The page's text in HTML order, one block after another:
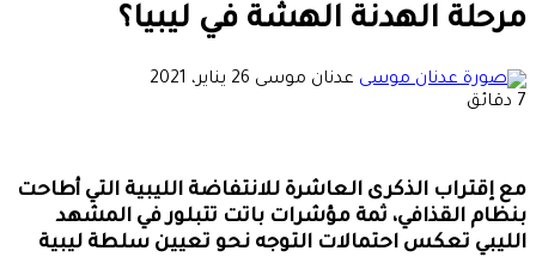
مرحلة الهدنة الهشة في ليبيا؟
عدنان موسى أرسل
26 يناير، 2021
7 دقائق
مع إقتراب الذكرى العاشرة للانتفاضة الليبية التي أطاحت
بنظام القذافي، ثمة مؤشرات باتت تتبلور في المشهد
الليبي تعكس احتمالات التوجه نحو تعيين سلطة ليبية